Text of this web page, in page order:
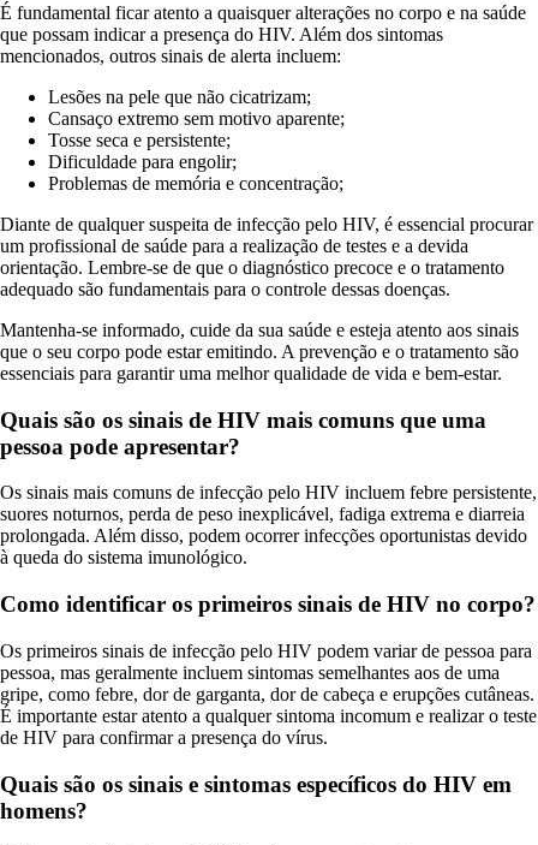
É fundamental ficar atento a quaisquer alterações no corpo e na saúde
que possam indicar a presença do HIV. Além dos sintomas
mencionados, outros sinais de alerta incluem:
Lesões na pele que não cicatrizam;
Cansaço extremo sem motivo aparente;
Tosse seca e persistente;
Dificuldade para engolir;
Problemas de memória e concentração;
Diante de qualquer suspeita de infecção pelo HIV, é essencial procurar
um profissional de saúde para a realização de testes e a devida
orientação. Lembre-se de que o diagnóstico precoce e o tratamento
adequado são fundamentais para o controle dessas doenças.
Mantenha-se informado, cuide da sua saúde e esteja atento aos sinais
que o seu corpo pode estar emitindo. A prevenção e o tratamento são
essenciais para garantir uma melhor qualidade de vida e bem-estar.
Quais são os sinais de HIV mais comuns que uma
pessoa pode apresentar?
Os sinais mais comuns de infecção pelo HIV incluem febre persistente,
suores noturnos, perda de peso inexplicável, fadiga extrema e diarreia
prolongada. Além disso, podem ocorrer infecções oportunistas devido
à queda do sistema imunológico.
Como identificar os primeiros sinais de HIV no corpo?
Os primeiros sinais de infecção pelo HIV podem variar de pessoa para
pessoa, mas geralmente incluem sintomas semelhantes aos de uma
gripe, como febre, dor de garganta, dor de cabeça e erupções cutâneas.
É importante estar atento a qualquer sintoma incomum e realizar o teste
de HIV para confirmar a presença do vírus.
Quais são os sinais e sintomas específicos do HIV em
homens?